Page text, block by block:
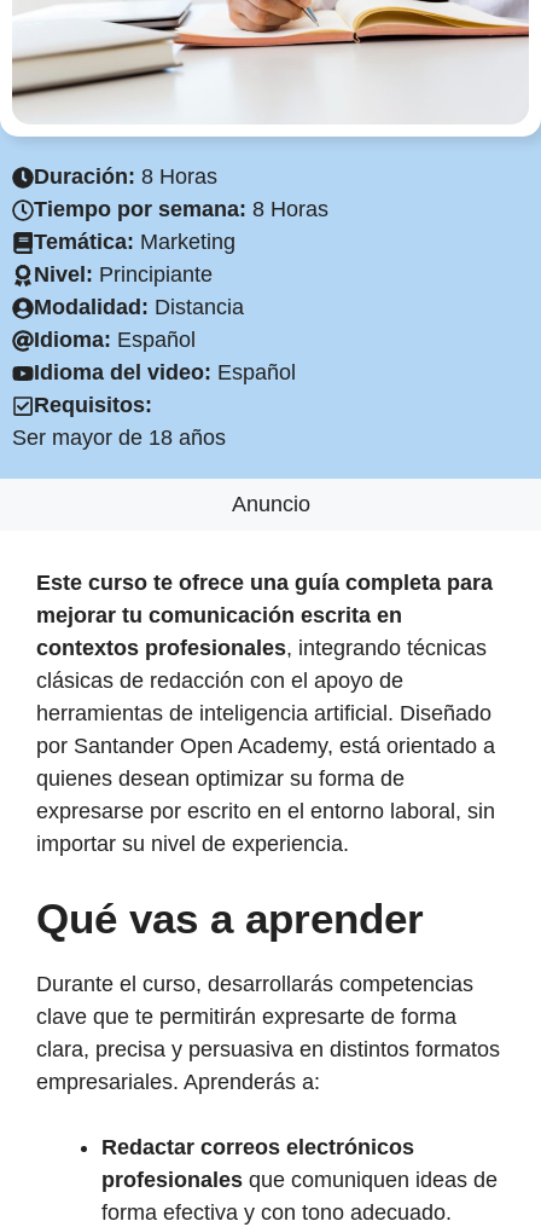
Duración: 8 Horas
Tiempo por semana: 8 Horas
Temática: Marketing
Nivel: Principiante
Modalidad: Distancia
Idioma: Español
Idioma del video: Español
Requisitos:
Ser mayor de 18 años
Anuncio
Este curso te ofrece una guía completa para
mejorar tu comunicación escrita en
contextos profesionales, integrando técnicas
clásicas de redacción con el apoyo de
herramientas de inteligencia artificial. Diseñado
por Santander Open Academy, está orientado a
quienes desean optimizar su forma de
expresarse por escrito en el entorno laboral, sin
importar su nivel de experiencia.
Qué vas a aprender
Durante el curso, desarrollarás competencias
clave que te permitirán expresarte de forma
clara, precisa y persuasiva en distintos formatos
empresariales. Aprenderás a:
Redactar correos electrónicos
profesionales que comuniquen ideas de
forma efectiva y con tono adecuado.